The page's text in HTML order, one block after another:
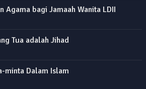
Agama bagi Jamaah Wanita LDII
Tua adalah Jihad
minta Dalam Islam